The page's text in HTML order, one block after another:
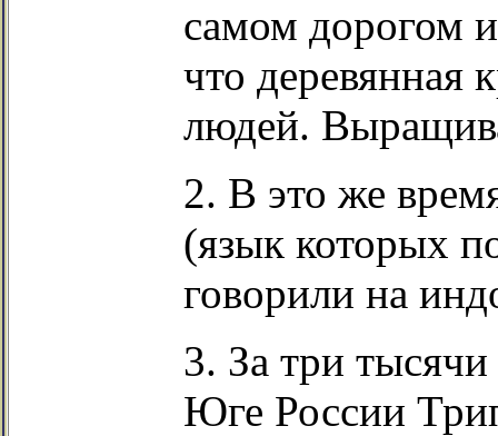
самом дорогом
что деревянная
людей.
2. В это же
(язык которых
говорили на
3. За три
Юге России